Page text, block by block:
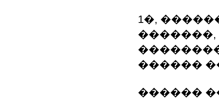
1�,
�������,
������
������